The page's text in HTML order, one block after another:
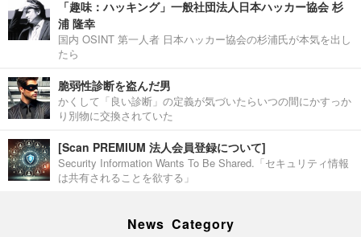
「趣味：ハッキング」一般社団法人日本ハッカー協会 杉
浦 隆幸
国内 OSINT 第一人者 日本ハッカー協会の杉浦氏が本気を出し
たら
脆弱性診断を盗んだ男
かくして「良い診断」の定義が気づいたらいつの間にかすっか
り別物に交換されていた
[Scan PREMIUM 法人会員登録について]
Security Information Wants To Be Shared.「セキュリティ情報
は共有されることを欲する」
News Category